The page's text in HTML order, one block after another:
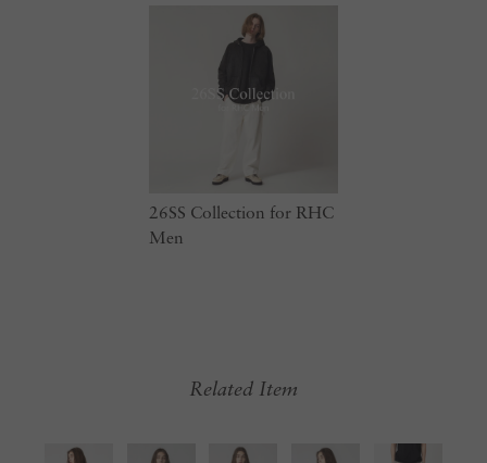
26SS Collection for RHC
Men
Related Item